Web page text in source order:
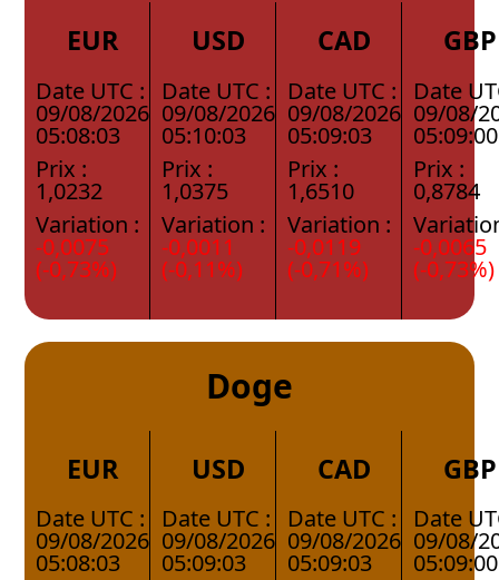
EUR
Date UTC :
09/08/2026
05:08:03
Prix :
1,0232
Variation :
-0,0075
(-0,73%)
USD
Date UTC :
09/08/2026
05:10:03
Prix :
1,0375
Variation :
-0,0011
(-0,11%)
CAD
Date UTC :
09/08/2026
05:09:03
Prix :
1,6510
Variation :
-0,0119
(-0,71%)
GBP
Date
09/08/
05:09:00
Prix :
0,8784
-0,0065
(-0,73%)
Doge
EUR
Date UTC :
09/08/2026
05:08:03
USD
Date UTC :
09/08/2026
05:09:03
CAD
Date UTC :
09/08/2026
05:09:03
GBP
Date
09/08/
05:09:00